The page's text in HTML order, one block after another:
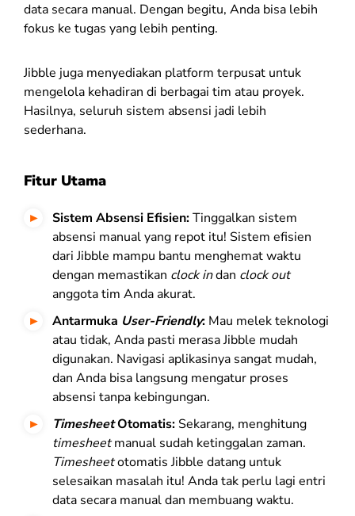
data secara manual. Dengan begitu, Anda bisa lebih
fokus ke tugas yang lebih penting.
Jibble juga menyediakan platform terpusat untuk
mengelola kehadiran di berbagai tim atau proyek.
Hasilnya, seluruh sistem absensi jadi lebih
sederhana.
Fitur Utama
Sistem Absensi Efisien:Tinggalkan sistem
absensi manual yang repot itu! Sistem efisien
dari Jibble mampu bantu menghemat waktu
dengan memastikan clock indan clock out
anggota tim Anda akurat.
Antarmuka User-Friendly: Mau melek teknologi
atau tidak, Anda pasti merasa Jibble mudah
digunakan. Navigasi aplikasinya sangat mudah,
dan Anda bisa langsung mengatur proses
absensi tanpa kebingungan.
TimesheetOtomatis: Sekarang, menghitung
timesheetmanual sudah ketinggalan zaman.
Timesheetotomatis Jibble datang untuk
selesaikan masalah itu! Anda tak perlu lagi entri
data secara manual dan membuang waktu.